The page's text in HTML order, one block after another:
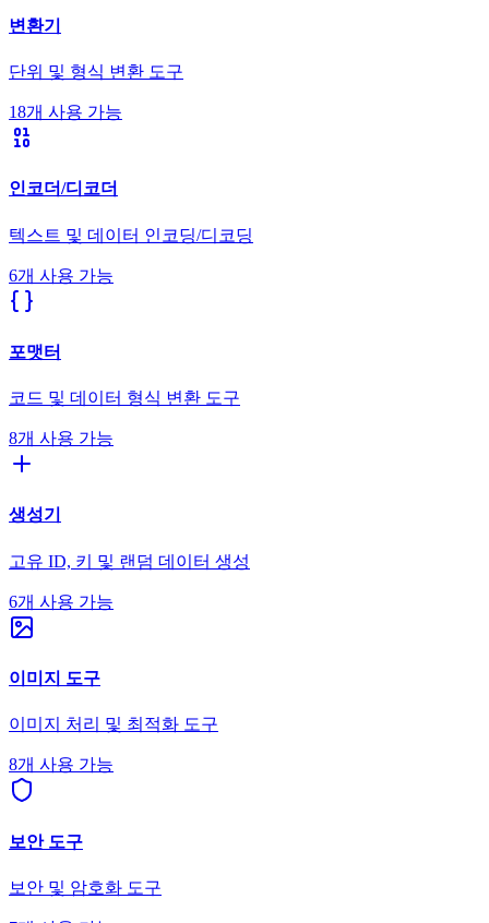
변환기
단위 및 형식 변환 도구
18개 사용 가능
인코더/디코더
텍스트 및 데이터 인코딩/디코딩
6개 사용 가능
포맷터
코드 및 데이터 형식 변환 도구
8개 사용 가능
생성기
고유 ID, 키 및 랜덤 데이터 생성
6개 사용 가능
이미지 도구
이미지 처리 및 최적화 도구
8개 사용 가능
보안 도구
보안 및 암호화 도구